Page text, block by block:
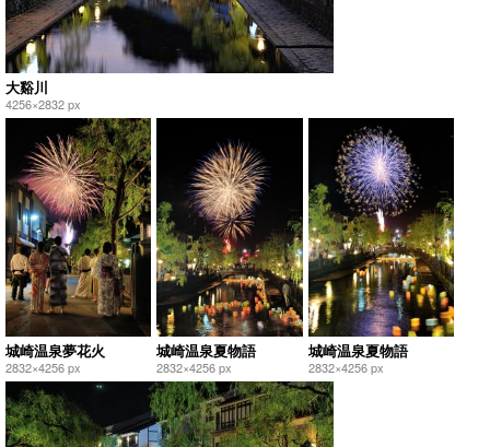
大谿川
4256×2832 px
城崎温泉夢花火
2832×4256 px
城崎温泉夏物語
2832×4256 px
城崎温泉夏物語
2832×4256 px